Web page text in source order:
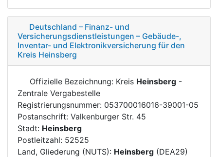
Deutschland – Finanz- und
Versicherungsdienstleistungen – Gebäude-,
Inventar- und Elektronikversicherung für den
Kreis Heinsberg
Offizielle Bezeichnung: Kreis Heinsberg -
Zentrale Vergabestelle
Registrierungsnummer: 053700016016-39001-05
Postanschrift: Valkenburger Str. 45
Stadt: Heinsberg
Postleitzahl: 52525
Land, Gliederung (NUTS): Heinsberg (DEA29)